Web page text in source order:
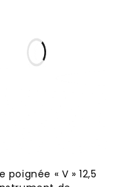
poignée « V » 12,5